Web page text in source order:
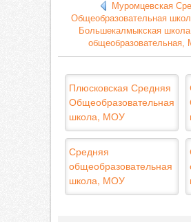
Муромцевская
Общеобразовательная
Большекалмыкская
общеобразовательная,
Плюсковская Средняя
Общеобразовательная
школа, МОУ
Средняя
общеобразовательная
школа, МОУ